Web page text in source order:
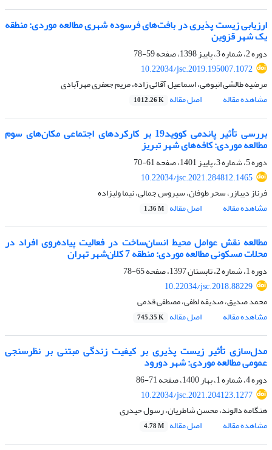
ارزیابی زیست پذیری در بافت‌های فرسوده شهری مطالعه موردی: منطقه
یک شهر قزوین
دوره 2، شماره 3، پاییز 1398، صفحه
59-78
10.22034/jsc.2019.195007.1072
مرضیه طالشی انبوهی، اسماعیل آقائی زاده، مریم جعفری مهرآبادی
مشاهده مقاله
اصل مقاله 1012.26 K
بررسی تأثیر پاندمی کووید19 بر کارکردهای اجتماعی مکان‌های سوم
مطالعه موردی: کافه‌های شهر تبریز
دوره 5، شماره 3، پاییز 1401، صفحه
61-70
10.22034/jsc.2021.284812.1465
فرناز دیبازر، سحر طوفان، سیروس جمالی، نیما ولیزاده
مشاهده مقاله
اصل مقاله 1.36 M
مطالعه نقش عوامل محیط انسان‌ساخت در فعالیت پیاده‌روی افراد در
محلات مسکونی مطالعه موردی: منطقه 7 کلان‌شهر تهران
دوره 1، شماره 2، تابستان 1397، صفحه
65-78
10.22034/jsc.2018.88229
محمد صدیق، صدیقه لطفی، مصطفی قدمی
مشاهده مقاله
اصل مقاله 745.35 K
مدل‌سازی تأثیر زیست پذیری بر کیفیت زندگی مبتنی بر نظرسنجی
عمومی مطالعه موردی: شهر دورود
دوره 4، شماره 1، بهار 1400، صفحه
71-86
10.22034/jsc.2021.204123.1277
هنگامه دالوند، محسن شاطریان، رسول حیدری
مشاهده مقاله
اصل مقاله 4.78 M